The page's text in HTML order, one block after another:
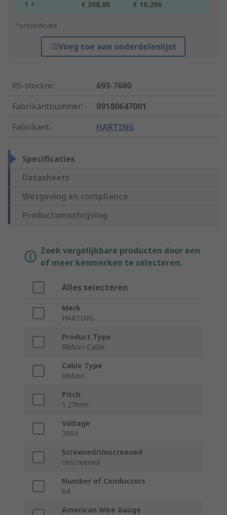
1 + € 308,88 € 10,296
*prijsindicatie
Voeg toe aan onderdelenlijst
RS-stocknr.:
693-7680
Fabrikantnummer:
09180647001
Fabrikant: HARTING
Specificaties
Datasheets
Wetgeving en compliance
Productomschrijving
Zoek vergelijkbare producten door een
of meer kenmerken te selecteren.
Alles selecteren
Merk
HARTING
Product Type
Ribbon Cable
Cable Type
Ribbon
Pitch
1.27mm
Voltage
300V
Screened/Unscreened
Unscreened
Number of Conductors
64
American Wire Gauge